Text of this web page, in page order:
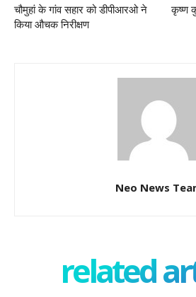
चौमुहां के गांव सहार को डीपीआरओ ने
किया औचक निरीक्षण
कृष्ण
Neo News
related